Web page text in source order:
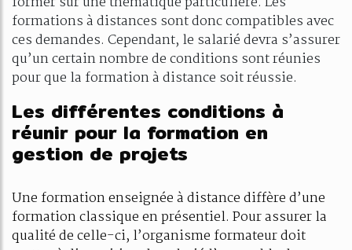
formations à distances sont donc compatibles avec
ces demandes. Cependant, le salarié devra s’assurer
qu’un certain nombre de conditions sont réunies
pour que la formation à distance soit réussie.
Les différentes conditions à
réunir pour la formation en
gestion de projets
Une formation enseignée à distance diffère d’une
formation classique en présentiel. Pour assurer la
qualité de celle-ci, l’organisme formateur doit